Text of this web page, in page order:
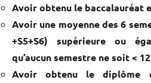
Avoir obtenu le baccalauréat
Avoir une moyenne des 6
+S5+S6) supérieure ou
qu’aucun semestre ne soit <
Avoir obtenu le diplôme